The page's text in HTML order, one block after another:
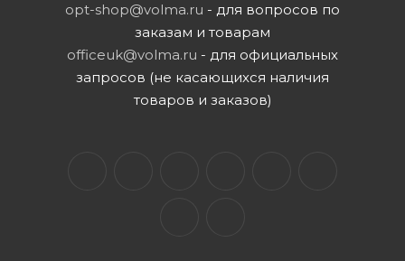
opt-shop@volma.ru - для вопросов по
заказам и товарам
officeuk@volma.ru - для официальных
запросов (не касающихся наличия
товаров и заказов)